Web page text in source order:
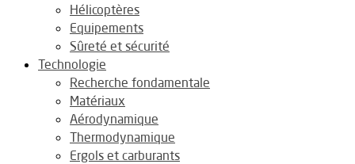
Hélicoptères
Equipements
Sûreté et sécurité
Technologie
Recherche fondamentale
Matériaux
Aérodynamique
Thermodynamique
Ergols et carburants